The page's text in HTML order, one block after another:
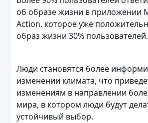
об образе жизни в приложении
Action, которое уже
образ жизни 30% пользователей.
Люди становятся более
изменении климата, что
изменениям в направлении
мира, в котором люди будут
устойчивый выбор.